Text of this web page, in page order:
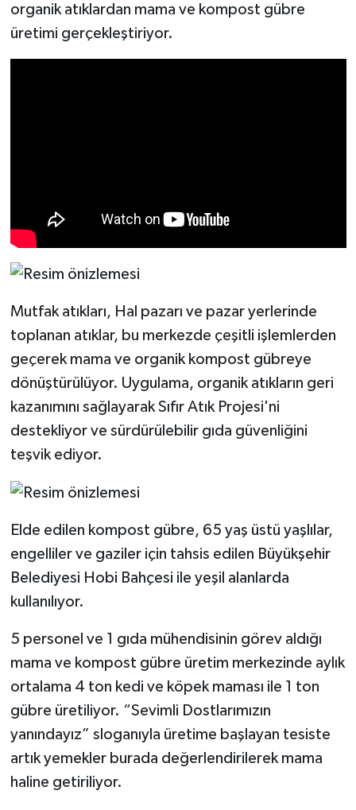
organik atıklardan mama ve kompost gübre
üretimi gerçekleştiriyor.
Mutfak atıkları, Hal pazarı ve pazar yerlerinde
toplanan atıklar, bu merkezde çeşitli işlemlerden
geçerek mama ve organik kompost gübreye
dönüştürülüyor. Uygulama, organik atıkların geri
kazanımını sağlayarak Sıfır Atık Projesi'ni
destekliyor ve sürdürülebilir gıda güvenliğini
teşvik ediyor.
Elde edilen kompost gübre, 65 yaş üstü yaşlılar,
engelliler ve gaziler için tahsis edilen Büyükşehir
Belediyesi Hobi Bahçesi ile yeşil alanlarda
kullanılıyor.
5 personel ve 1 gıda mühendisinin görev aldığı
mama ve kompost gübre üretim merkezinde aylık
ortalama 4 ton kedi ve köpek maması ile 1 ton
gübre üretiliyor. “Sevimli Dostlarımızın
yanındayız” sloganıyla üretime başlayan tesiste
artık yemekler burada değerlendirilerek mama
haline getiriliyor.